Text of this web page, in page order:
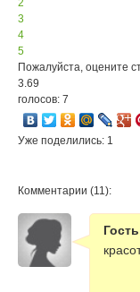
2
3
4
5
Пожалуйста, оцените
3.69
голосов: 7
Уже поделились: 1
Комментарии (11):
Гость